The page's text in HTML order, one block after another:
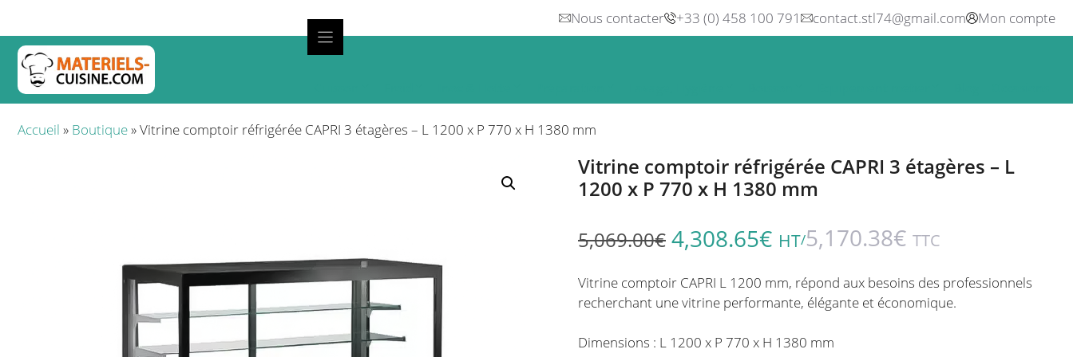
contenu
Nous contacter +33 (0) 458 100 791 contact.stl74@gmail.com Mon compte
Accueil » Boutique»Vitrine comptoir réfrigérée CAPRI 3 étagères – L 1200 x P 770 x H 1380 mm
Vitrine comptoir réfrigérée CAPRI 3 étagères – L
1200 x P 770 x H 1380 mm
5,069.00€ 4,308.65€ HT/5,170.38€ TTC
Vitrine comptoir CAPRI L 1200 mm, répond aux besoins des professionnels
recherchant une vitrine performante, élégante et économique.
Dimensions : L 1200 x P 770 x H 1380 mm